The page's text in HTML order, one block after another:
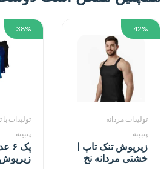
42%
تولیدات مردانه
پنبینه
زیرپوش تنک تاپ |
خشتی مردانه نخ
38%
تولیدات
پنبینه
پک